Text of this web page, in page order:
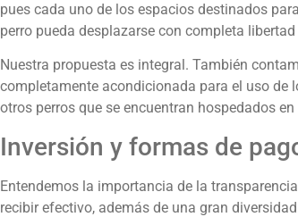
pues cada uno de los espacios destinados
perro pueda desplazarse con completa
Nuestra propuesta es integral. También
completamente acondicionada para el uso de
otros perros que se encuentran hospedados
Inversión y formas de
Entendemos la importancia de la
recibir efectivo, además de una gran